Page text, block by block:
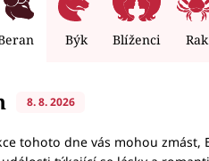
Býk Blíženci Rak
8. 8. 2026
tohoto dne vás mohou zmást,